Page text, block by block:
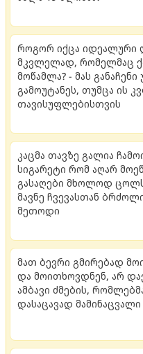
როგორ იქცა იდეალური
მკვლელად, რომელმაც
მოწამლა? - მას განაჩენი
გამოუტანეს, თუმცა ის
თავისუფლებისთვის
კაცმა თავზე გალია
სიგარეტი რომ აღარ
გასაღები მხოლოდ
მავნე ჩვევასთან
მეთოდი
მათ ბევრი გმირებად
და მოითხოვდნენ, არ
ამბავი ძმების,
დასაცავად